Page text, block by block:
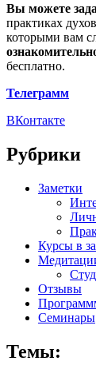
Вы можете
практиках
которыми вам
бесплатно.
Телеграмм
ВКонтакте
Рубрики
Заметки
Курсы в
Отзывы
Семинары
Темы: